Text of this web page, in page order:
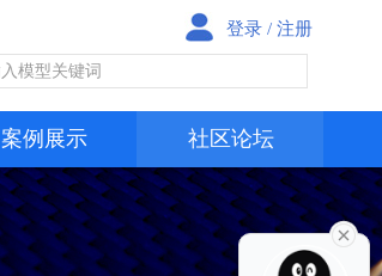
登录 / 注册
案例展示 社区论坛